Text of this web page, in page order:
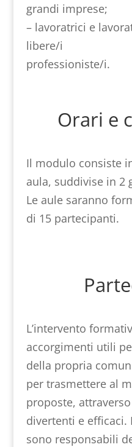
grandi imprese;
– lavoratrici e
libere/i
professioniste/i.
Orari e
Il modulo consiste
aula, suddivise in 2
Le aule saranno
di 15 partecipanti.
L’intervento
accorgimenti utili
della propria
per trasmettere al
proposte,
divertenti e efficaci.
sono responsabili